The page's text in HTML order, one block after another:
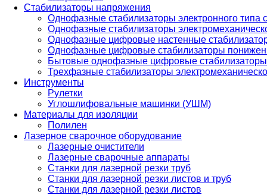
Стабилизаторы напряжения
Однофазные стабилизаторы электронного
Однофазные стабилизаторы
Однофазные цифровые настенные
Однофазные цифровые стабилизаторы
Бытовые однофазные цифровые стабилизаторы
Трехфазные стабилизаторы
Инструменты
Рулетки
Углошлифовальные машинки (УШМ)
Материалы для изоляции
Полилен
Лазерное сварочное оборудование
Лазерные очистители
Лазерные сварочные аппараты
Станки для лазерной резки труб
Станки для лазерной резки листов и труб
Станки для лазерной резки листов